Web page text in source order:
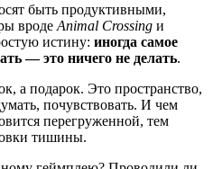
быть продуктивными,
вроде Animal Crossing и
истину: иногда самое
— это ничего не делать.
а подарок. Это пространство,
почувствовать. И чем
перегруженной, тем
тишины.